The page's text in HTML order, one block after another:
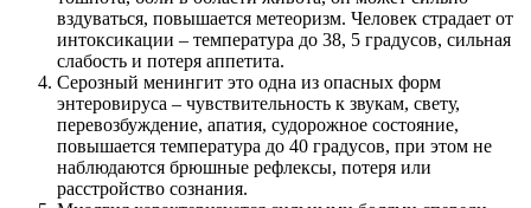
вздуваться, повышается метеоризм. Человек страдает от
интоксикации – температура до 38, 5 градусов, сильная
слабость и потеря аппетита.
Серозный менингит это одна из опасных форм
энтеровируса – чувствительность к звукам, свету,
перевозбуждение, апатия, судорожное состояние,
повышается температура до 40 градусов, при этом не
наблюдаются брюшные рефлексы, потеря или
расстройство сознания.